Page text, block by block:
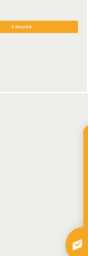
S'inscrire